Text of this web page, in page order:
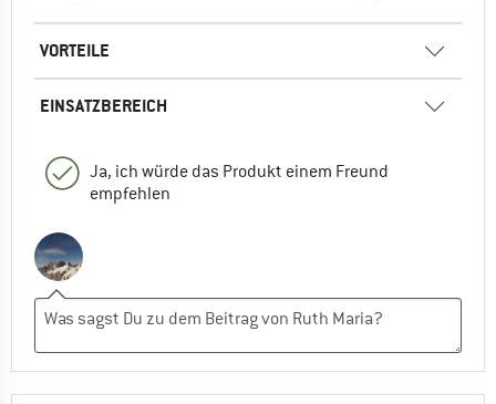
VORTEILE
EINSATZBEREICH
Ja, ich würde das Produkt einem Freund
empfehlen